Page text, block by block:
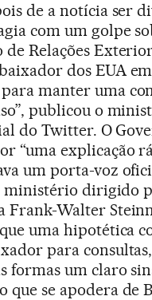
de a notícia ser
com um golpe
Relações
dos EUA
manter uma
publicou o
do Twitter. O
“uma explicação
um porta-voz
ministério dirigido
Frank-Walter
uma hipotética
para
formas um claro
que se apodera de